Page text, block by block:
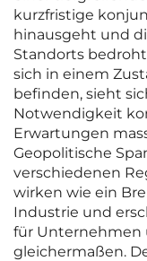
kurzfristige
hinausgeht und
Standorts
sich in einem
befinden, sieht
Notwendigkeit
Erwartungen
Geopolitische
verschiedenen
wirken wie ein
Industrie und
für Unternehmen
gleichermaßen.